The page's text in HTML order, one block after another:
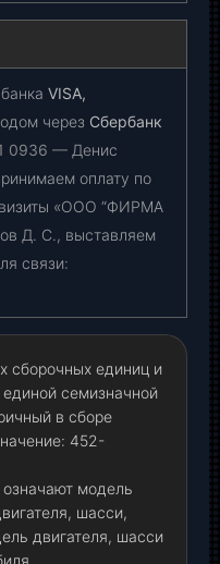
VISA,
через Сбербанк
0936 — Денис
оплату по
«ООО “ФИРМА
Д. С., выставляем
связи:
сборочных единиц и
семизначной
в сборе
452-
модель
шасси,
двигателя, шасси